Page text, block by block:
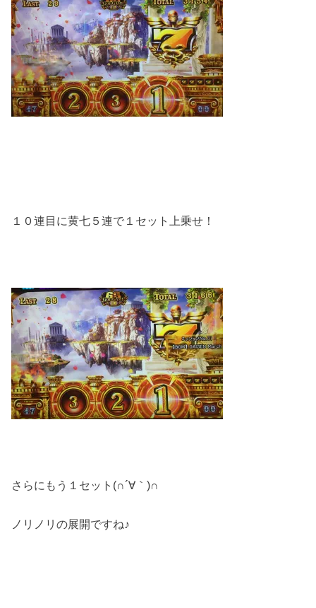
１０連目に黄七５連で１セット上乗せ！
さらにもう１セット(∩´∀｀)∩
ノリノリの展開ですね♪